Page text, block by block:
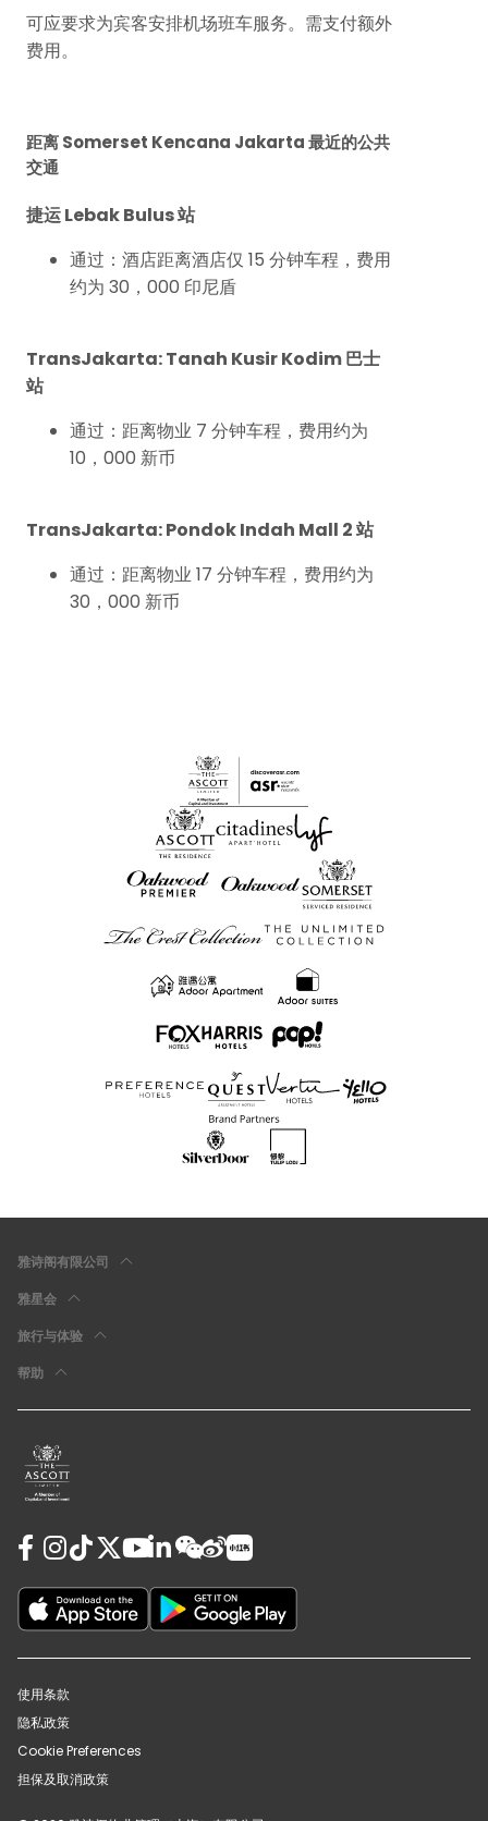
可应要求为宾客安排机场班车服务。需支付额外
费用。
距离 Somerset Kencana Jakarta 最近的公共
交通
捷运 Lebak Bulus 站
通过：酒店距离酒店仅 15 分钟车程，费用
约为 30，000 印尼盾
TransJakarta: Tanah Kusir Kodim 巴士
站
通过：距离物业 7 分钟车程，费用约为
10，000 新币
TransJakarta: Pondok Indah Mall 2 站
通过：距离物业 17 分钟车程，费用约为
30，000 新币
雅诗阁有限公司
雅星会
旅行与体验
帮助
使用条款
隐私政策
Cookie Preferences
担保及取消政策